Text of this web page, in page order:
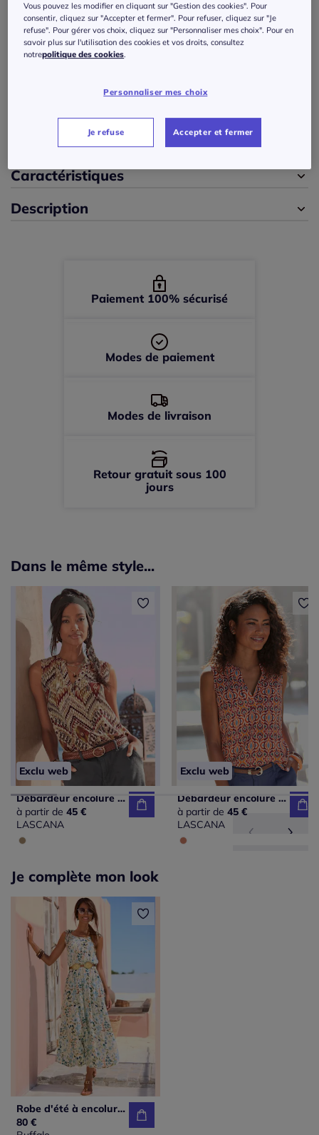
Veuillez sélectionner une taille
36 -En stock
En stock
42 -En stock
44 -En stock
Guide des tailles
J'ajoute au panier
Caractéristiques
Description
Paiement 100% sécurisé
Modes de paiement
Modes de livraison
Retour gratuit sous 100
jours
Dans le même style...
Exclu web
Débardeur encolure en V avec motifs géométriques fluides
à partir de 45 €
LASCANA
Exclu web
Débardeur encolure en V avec motif graphique et coupe décontractée
à partir de 45 €
LASCANA
Je complète mon look
Robe d'été à encolure ronde et bretelles nouées
80 €
Vous pouvez les modifier en cliquant sur "Gestion des cookies". Pour
consentir, cliquez sur "Accepter et fermer". Pour refuser, cliquez sur "Je
refuse". Pour gérer vos choix, cliquez sur "Personnaliser mes choix". Pour en
savoir plus sur l'utilisation des cookies et vos droits, consultez
notrepolitique des cookies.
Personnaliser mes choix
Je refuse Accepter et fermer